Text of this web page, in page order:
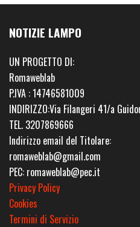
NOTIZIE LAMPO
UN PROGETTO DI:
Romaweblab
P.IVA : 14746581009
INDIRIZZO:Via Filangeri 41/a
TEL. 3207869666
Indirizzo email del Titolare:
romaweblab@gmail.com
PEC: romaweblab@pec.it
Privacy Policy
Cookies
Termini di Servizio